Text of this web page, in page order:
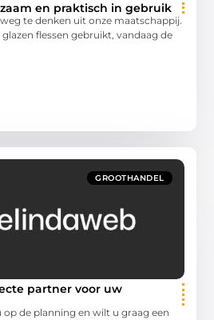
en praktisch in gebruik
te denken uit onze maatschappij.
flessen gebruikt, vandaag de
GROOTHANDEL
partner voor uw
op de planning en wilt u graag een